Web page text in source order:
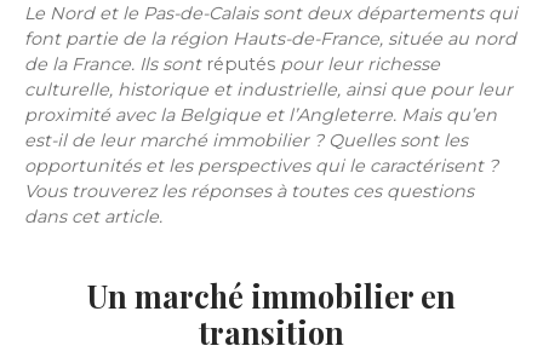
Le Nord et le Pas-de-Calais sont deux départements qui
font partie de la région Hauts-de-France, située au nord
de la France. Ils sont réputés pour leur richesse
culturelle, historique et industrielle, ainsi que pour leur
proximité avec la Belgique et l’Angleterre. Mais qu’en
est-il de leur marché immobilier ? Quelles sont les
opportunités et les perspectives qui le caractérisent ?
Vous trouverez les réponses à toutes ces questions
dans cet article.
Un marché immobilier en
transition